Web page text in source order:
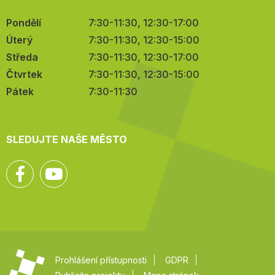
Pondělí
7:30-11:30, 12:30-17:00
Úterý
7:30-11:30, 12:30-15:00
Středa
7:30-11:30, 12:30-17:00
Čtvrtek
7:30-11:30, 12:30-15:00
Pátek
7:30-11:30
SLEDUJTE NAŠE MĚSTO
Facebook
Prohlášení přístupnosti
GDPR